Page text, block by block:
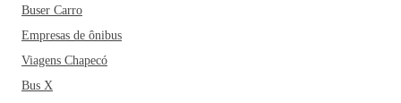
Buser Carro
Empresas de ônibus
Viagens Chapecó
Bus X